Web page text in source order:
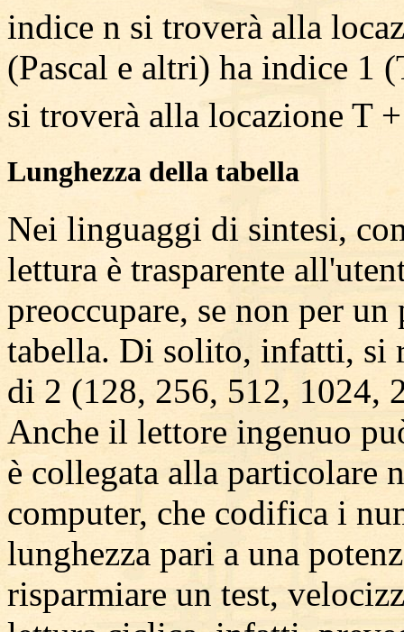
indice n si troverà alla
(Pascal e altri) ha indice 1
si troverà alla locazione T
Lunghezza della tabella
Nei linguaggi di sintesi,
lettura è trasparente
preoccupare, se non per
tabella. Di solito, infatti, si
di 2 (128, 256, 512, 1024,
Anche il lettore ingenuo
è collegata alla particolare
computer, che codifica i
lunghezza pari a una
risparmiare un test,